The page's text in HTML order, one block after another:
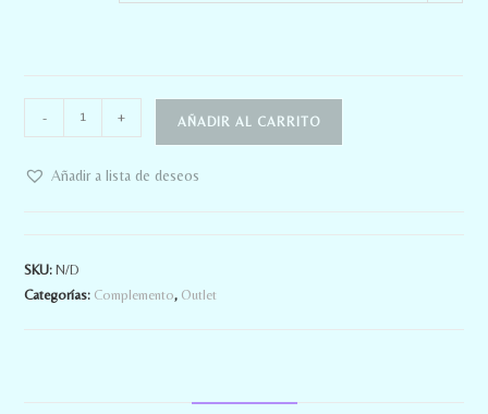
- + AÑADIR AL CARRITO
Añadir a lista de deseos
SKU:N/D
Categorías: Complemento, Outlet